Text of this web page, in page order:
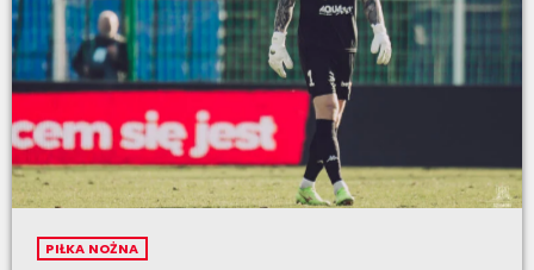
PIŁKA NOŻNA